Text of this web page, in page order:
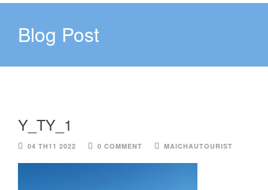
Blog Post
Y_TY_1
04 TH11 2022 0 COMMENT MAICHAUTOURIST